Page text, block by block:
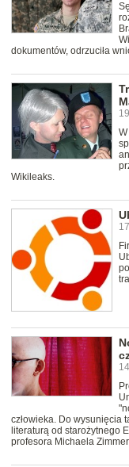
dokumentów, odrzuciła
Wikileaks.
człowieka. Do wysunięcia
literaturą od starożytnego
profesora Michaela